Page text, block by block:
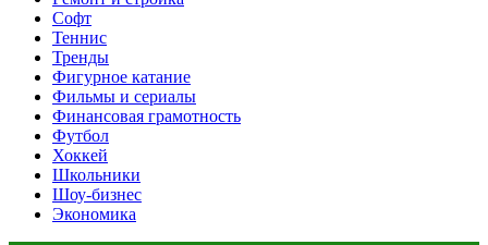
Софт
Теннис
Тренды
Фигурное катание
Фильмы и сериалы
Финансовая грамотность
Футбол
Хоккей
Школьники
Шоу-бизнес
Экономика